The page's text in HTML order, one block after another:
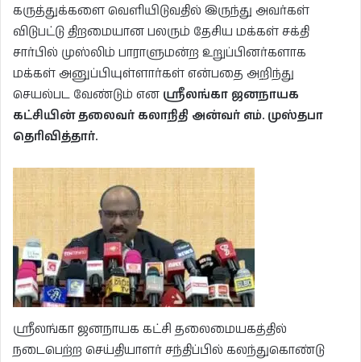
கருத்துக்களை வெளியிடுவதில் இருந்து அவர்கள்
விடுபட்டு திறமையான பலரும் தேசிய மக்கள் சக்தி
சார்பில் முஸ்லிம் பாராளுமன்ற உறுப்பினர்களாக
மக்கள் அனுப்பியுள்ளார்கள் என்பதை அறிந்து
செயல்பட வேண்டும் என ஸ்ரீலங்கா ஜனநாயக
கட்சியின் தலைவர் கலாநிதி அன்வர் எம். முஸ்தபா
தெரிவித்தார்.
ஸ்ரீலங்கா ஜனநாயக கட்சி தலைமையகத்தில்
நடைபெற்ற செய்தியாளர் சந்திப்பில் கலந்துகொண்டு